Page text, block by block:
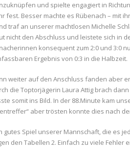
und spielte engagiert in
fest. Besser machte es Rübenach – mit
traf an unserer machtlosen Michelle
den Abschluss und leistete sich in
konsequent zum 2:0 und 3:0
Ergebnis von 0:3 in die Halbzeit.
weiter auf den Anschluss fanden aber
die Toptorjägerin Laura Attig brach
somit ins Bild. In der 88.Minute kam
aber trösten konnte dies nach
gutes Spiel unserer Mannschaft, die es
den Tabellen 2. Einfach zu viele Fehler